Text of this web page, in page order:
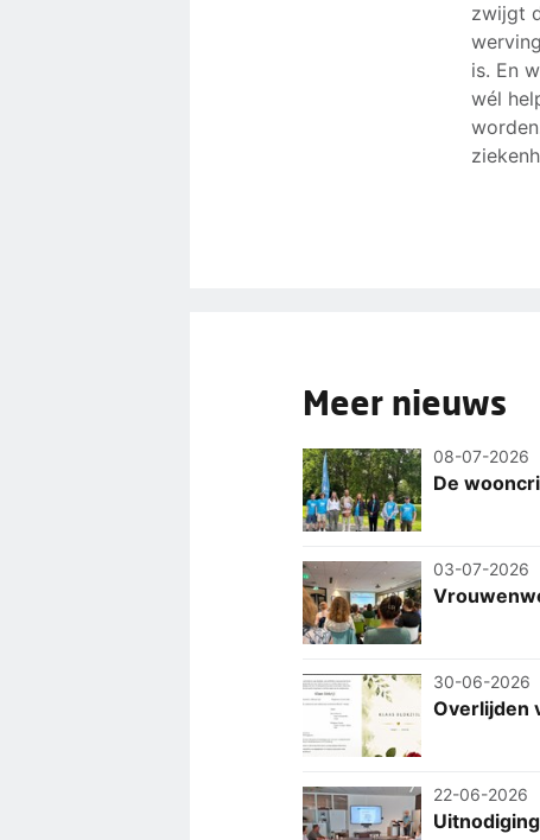
zwijgt
is. En
wél
Meer nieuws
08-07-2026
De
03-07-2026
30-06-2026
Overlijden
22-06-2026